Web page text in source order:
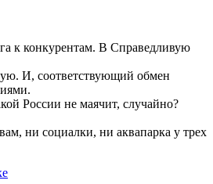
к конкурентам. В Справедливую
И, соответствующий обмен
России не маячит, случайно?
ни социалки, ни аквапарка у трех